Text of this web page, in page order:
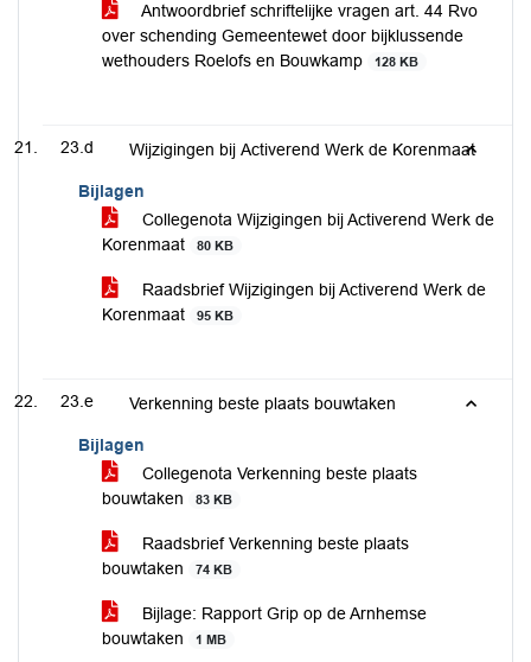
Antwoordbrief schriftelijke vragen art. 44 Rvo
over schending Gemeentewet door bijklussende
wethouders Roelofs en Bouwkamp
128 KB
23.d Wijzigingen bij Activerend Werk de Korenmaat
Bijlagen
Collegenota Wijzigingen bij Activerend Werk de
Korenmaat
80 KB
Raadsbrief Wijzigingen bij Activerend Werk de
Korenmaat
95 KB
23.e Verkenning beste plaats bouwtaken
Bijlagen
Collegenota Verkenning beste plaats
bouwtaken
83 KB
Raadsbrief Verkenning beste plaats
bouwtaken
74 KB
Bijlage: Rapport Grip op de Arnhemse
bouwtaken
1 MB